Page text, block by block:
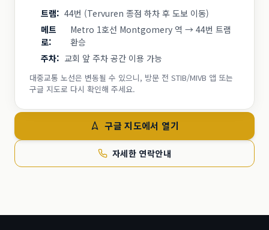
트램: 44번 (Tervuren 종점 하차 후 도보 이동)
메트
로:
Metro 1호선 Montgomery 역 → 44번 트램
환승
주차: 교회 앞 주차 공간 이용 가능
대중교통 노선은 변동될 수 있으니, 방문 전 STIB/MIVB 앱 또는
구글 지도로 다시 확인해 주세요.
구글 지도에서 열기
자세한 연락안내